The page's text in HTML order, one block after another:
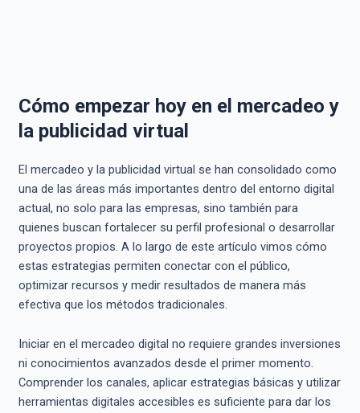
Cómo empezar hoy en el mercadeo y
la publicidad virtual
El mercadeo y la publicidad virtual se han consolidado como
una de las áreas más importantes dentro del entorno digital
actual, no solo para las empresas, sino también para
quienes buscan fortalecer su perfil profesional o desarrollar
proyectos propios. A lo largo de este artículo vimos cómo
estas estrategias permiten conectar con el público,
optimizar recursos y medir resultados de manera más
efectiva que los métodos tradicionales.
Iniciar en el mercadeo digital no requiere grandes inversiones
ni conocimientos avanzados desde el primer momento.
Comprender los canales, aplicar estrategias básicas y utilizar
herramientas digitales accesibles es suficiente para dar los